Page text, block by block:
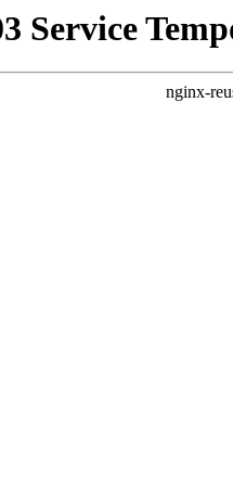
Service
nginx-